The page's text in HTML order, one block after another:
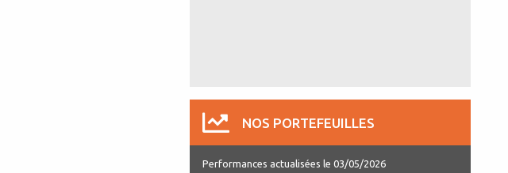
NOS PORTEFEUILLES
Performances actualisées le 03/05/2026